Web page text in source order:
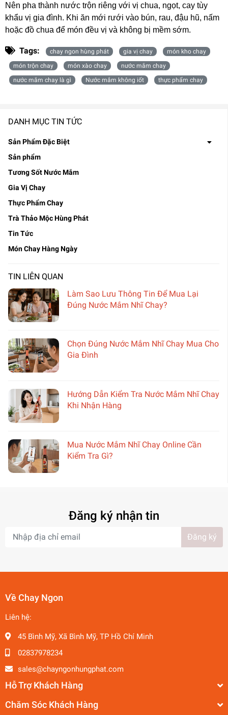
DANH MỤC TIN TỨC
Sản Phẩm Đặc Biệt
Sản phẩm
Tương Sốt Nước Mắm
Gia Vị Chay
Thực Phẩm Chay
Trà Thảo Mộc Hùng Phát
Tin Tức
Món Chay Hàng Ngày
TIN LIÊN QUAN
Làm Sao Lưu Thông Tin Để Mua Lại
Đúng Nước Mắm Nhĩ Chay?
Chọn Đúng Nước Mắm Nhĩ Chay Mua Cho
Gia Đình
Hướng Dẫn Kiểm Tra Nước Mắm Nhĩ Chay
Khi Nhận Hàng
Mua Nước Mắm Nhĩ Chay Online Cần
Kiểm Tra Gì?
Nên pha thành nước trộn riêng với vị chua, ngọt, cay tùy
khẩu vị gia đình. Khi ăn mới rưới vào bún, rau, đậu hũ, nấm
hoặc đồ chua để món đều vị và không bị mềm sớm.
Tags: chay ngon hùng phát gia vị chay
món kho chay
món trộn chay
món xào chay
nước mắm chay
nước mắm chay là gì
Nước mắm không iốt thực phẩm chay
Đăng ký nhận tin
Đăng ký
Về Chay Ngon
Liên hệ:
45 Bình Mỹ, Xã Bình Mỹ, TP Hồ Chí Minh
02837978234
sales@chayngonhungphat.com
Hỗ Trợ Khách Hàng
Chăm Sóc Khách Hàng